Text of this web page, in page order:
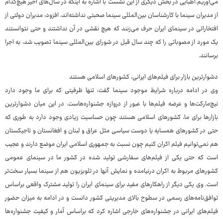
می‌آوریم.اطبایی در بخش دیگری از این نشست با اشاره به اینکه در سال‌های اخیر هیچ‌کدام
از مدیران سینما با کارشناسان بین‌المللی سینما صحبتی نداشته‌اند، افزود: مدیران دولتی از
افتخاراتی در سینمای ایران حرف می‌زنند که هیچ نقشی در آن نداشتند و حتی نتوانستند
یک مورد از مصوباتی را که چند سال قبل در شورای بین‌المللی سینما تصویب شد، به اجرا
برسانند.
دشوارترین بازار برای فیلم‌های ایرانی، کشورهای اسلامی هستند
وی در ادامه درباره شرایط موجود سینما گفت: تنها ظرفیتی که برای ما وجود دارد
نیچ‌مارکت‌ها و عرضه فیلم‌ها با عبور از دروازه جشنواره‌هاست. در این میان دشوارترین
بازارها برای ما، کشورهای اسلامی هستند چون حساسیت زیادی وجود دارد به طوری که
حتی در کشورهای همسایه یا دوست سیاسی مثل عراق و لبنان و افغانستان و تاجیکستان
هم نمی‌توانیم فیلم اکران کنیم چون نسبت به جمهوری اسلامی ایران موضع دارند و عجیب
است که حتی یکی از فیلم‌های سفارشی تولید شده در کشور ما در سینمای عمومی
کشورهای مربوط به اکران درنیامده و نمایش آنها در تلویزیون هم از سینما بسیار سخت‌تر
است. وی یکی دیگر از راهکارهای مفید برای سینمای ایران را تولید مشترک واقعی براساس
توافق‌نامه‌های رسمی در سطوح بالای مدیریتی کشور دانست و در ادامه به میزان حضور
فیلم‌های ایرانی در جشنواره‌های خارجی اشاره کرد که براساس آمار و کیفیت جشنواره‌ها